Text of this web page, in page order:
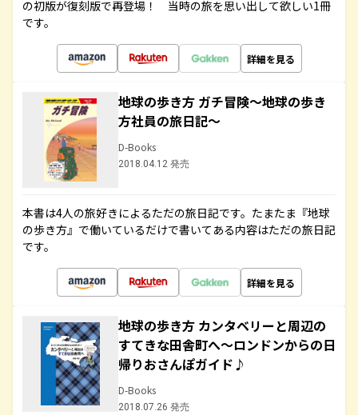
の初版が復刻版で再登場！ 当時の旅を思い出して欲しい1冊
です。
詳細を見る
地球の歩き方 ガチ冒険～地球の歩き
方社員の旅日記～
D-Books
2018.04.12 発売
本書は4人の旅好きによるただの旅日記です。たまたま『地球
の歩き方』で働いているだけで書いてある内容はただの旅日記
です。
詳細を見る
地球の歩き方 カンタベリーと周辺の
すてきな田舎町へ～ロンドンからの日
帰りおさんぽガイド♪
D-Books
2018.07.26 発売